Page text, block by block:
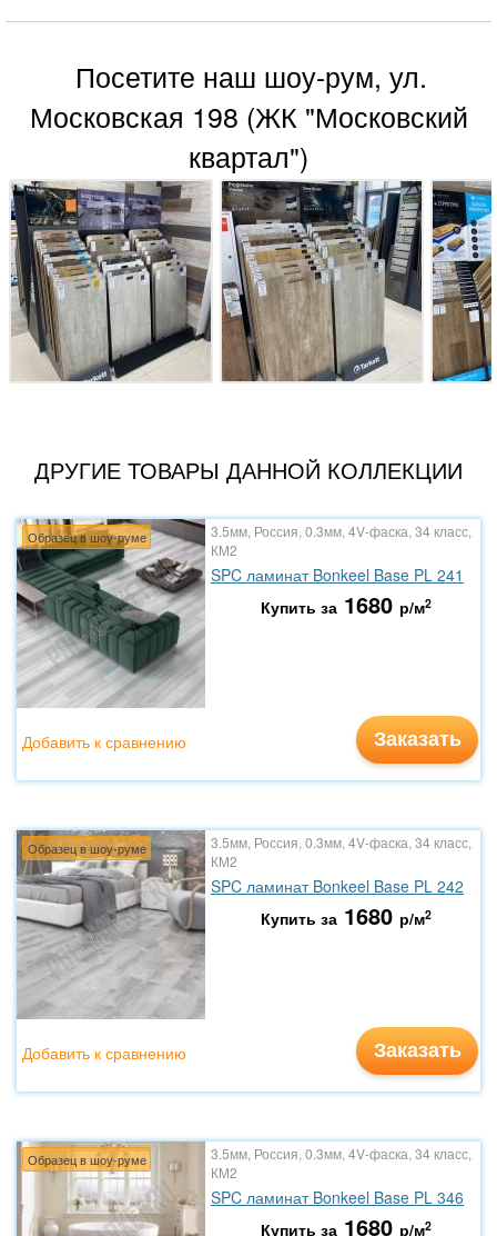
Посетите наш шоу-рум, ул.
Московская 198 (ЖК "Московский
квартал")
ДРУГИЕ ТОВАРЫ ДАННОЙ КОЛЛЕКЦИИ
Образец в шоу-руме
3.5мм, Россия, 0.3мм, 4V-фаска, 34 класс,
КМ2
SPC ламинат Bonkeel Base PL 241
Купить за 1680 р/м2
Заказать
Добавить к сравнению
Образец в шоу-руме
3.5мм, Россия, 0.3мм, 4V-фаска, 34 класс,
КМ2
SPC ламинат Bonkeel Base PL 242
Купить за 1680 р/м2
Заказать
Добавить к сравнению
Образец в шоу-руме
3.5мм, Россия, 0.3мм, 4V-фаска, 34 класс,
КМ2
SPC ламинат Bonkeel Base PL 346
Купить за 1680 р/м2